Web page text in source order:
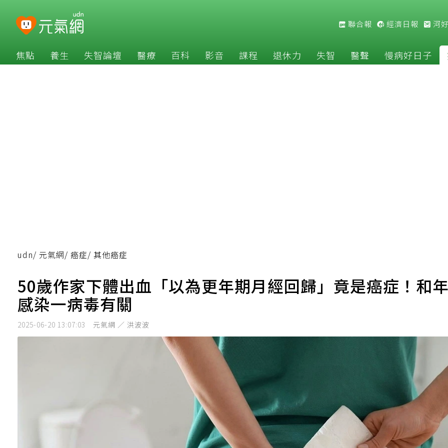
聯合報 經濟日報 河
焦點 養生 失智論壇 醫療 百科 影音 課程 退休力 失智 醫聲 慢病好日子
udn/ 元氣網/ 癌症/ 其他癌症
50歲作家下體出血「以為更年期月經回歸」竟是癌症！和
感染一病毒有關
2025-06-20 13:07:03 元氣網 ／ 洪波波